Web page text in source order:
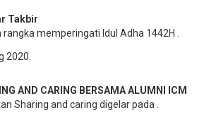
Takbir
rangka memperingati Idul Adha 1442H .
2020.
AND CARING BERSAMA ALUMNI ICM
Sharing and caring digelar pada .